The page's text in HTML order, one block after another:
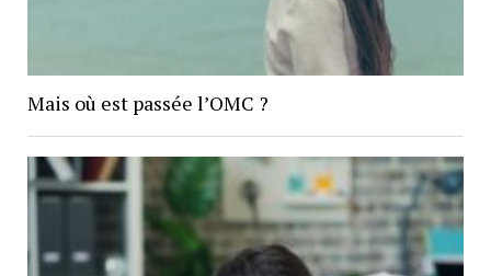
Mais où est passée l’OMC ?